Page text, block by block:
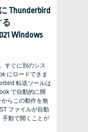
Thunderbird
る
Windows
すぐに別のシス
にロードできま
転送ツールは
で自動的に開
らこの動作を無
ファイルが自動
手動で開くことが